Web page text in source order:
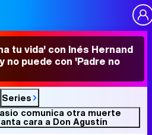
tu vida' con Inés Hernand
puede con 'Padre no
Series
comunica otra muerte
cara a Don Agustín